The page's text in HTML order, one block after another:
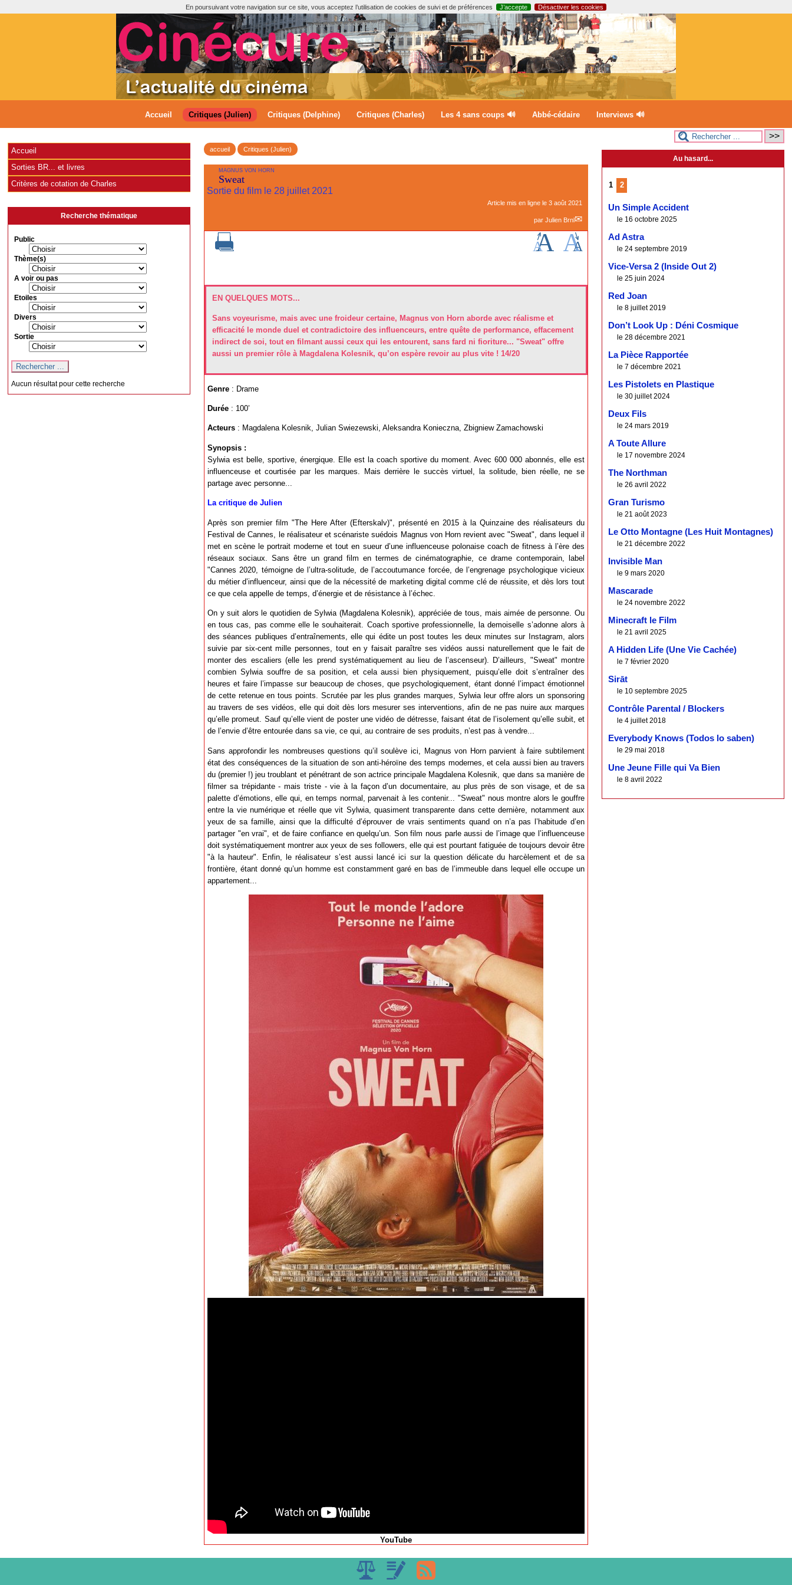
En poursuivant votre navigation sur ce site, vous acceptez l’utilisation de cookies de suivi et de préférences J’accepte Désactiver les cookies
Accueil Critiques (Julien) Critiques (Delphine) Critiques (Charles) Les 4 sans coups 🔊 Abbé-cédaire Interviews 🔊
accueil Critiques (Julien)
MAGNUS VON HORN
Sweat
Sortie du film le 28 juillet 2021
Article mis en ligne le 3 août 2021
par Julien Brnl
EN QUELQUES MOTS...
Sans voyeurisme, mais avec une froideur certaine, Magnus von Horn aborde avec réalisme et
efficacité le monde duel et contradictoire des influenceurs, entre quête de performance, effacement
indirect de soi, tout en filmant aussi ceux qui les entourent, sans fard ni fioriture... "Sweat" offre
aussi un premier rôle à Magdalena Kolesnik, qu’on espère revoir au plus vite ! 14/20
Genre : Drame
Durée : 100’
Acteurs : Magdalena Kolesnik, Julian Swiezewski, Aleksandra Konieczna, Zbigniew Zamachowski
Synopsis :
Sylwia est belle, sportive, énergique. Elle est la coach sportive du moment. Avec 600 000 abonnés, elle est
influenceuse et courtisée par les marques. Mais derrière le succès virtuel, la solitude, bien réelle, ne se
partage avec personne...
La critique de Julien
Après son premier film "The Here After (Efterskalv)", présenté en 2015 à la Quinzaine des réalisateurs du
Festival de Cannes, le réalisateur et scénariste suédois Magnus von Horn revient avec "Sweat", dans lequel il
met en scène le portrait moderne et tout en sueur d’une influenceuse polonaise coach de fitness à l’ère des
réseaux sociaux. Sans être un grand film en termes de cinématographie, ce drame contemporain, label
"Cannes 2020, témoigne de l’ultra-solitude, de l’accoutumance forcée, de l’engrenage psychologique vicieux
du métier d’influenceur, ainsi que de la nécessité de marketing digital comme clé de réussite, et dès lors tout
ce que cela appelle de temps, d’énergie et de résistance à l’échec.
On y suit alors le quotidien de Sylwia (Magdalena Kolesnik), appréciée de tous, mais aimée de personne. Ou
en tous cas, pas comme elle le souhaiterait. Coach sportive professionnelle, la demoiselle s’adonne alors à
des séances publiques d’entraînements, elle qui édite un post toutes les deux minutes sur Instagram, alors
suivie par six-cent mille personnes, tout en y faisait paraître ses vidéos aussi naturellement que le fait de
monter des escaliers (elle les prend systématiquement au lieu de l’ascenseur). D’ailleurs, "Sweat" montre
combien Sylwia souffre de sa position, et cela aussi bien physiquement, puisqu’elle doit s’entraîner des
heures et faire l’impasse sur beaucoup de choses, que psychologiquement, étant donné l’impact émotionnel
de cette retenue en tous points. Scrutée par les plus grandes marques, Sylwia leur offre alors un sponsoring
au travers de ses vidéos, elle qui doit dès lors mesurer ses interventions, afin de ne pas nuire aux marques
qu’elle promeut. Sauf qu’elle vient de poster une vidéo de détresse, faisant état de l’isolement qu’elle subit, et
de l’envie d’être entourée dans sa vie, ce qui, au contraire de ses produits, n’est pas à vendre...
Sans approfondir les nombreuses questions qu’il soulève ici, Magnus von Horn parvient à faire subtilement
état des conséquences de la situation de son anti-héroïne des temps modernes, et cela aussi bien au travers
du (premier !) jeu troublant et pénétrant de son actrice principale Magdalena Kolesnik, que dans sa manière de
filmer sa trépidante - mais triste - vie à la façon d’un documentaire, au plus près de son visage, et de sa
palette d’émotions, elle qui, en temps normal, parvenait à les contenir... "Sweat" nous montre alors le gouffre
entre la vie numérique et réelle que vit Sylwia, quasiment transparente dans cette dernière, notamment aux
yeux de sa famille, ainsi que la difficulté d’éprouver de vrais sentiments quand on n’a pas l’habitude d’en
partager "en vrai", et de faire confiance en quelqu’un. Son film nous parle aussi de l’image que l’influenceuse
doit systématiquement montrer aux yeux de ses followers, elle qui est pourtant fatiguée de toujours devoir être
"à la hauteur". Enfin, le réalisateur s’est aussi lancé ici sur la question délicate du harcèlement et de sa
frontière, étant donné qu’un homme est constamment garé en bas de l’immeuble dans lequel elle occupe un
appartement...
YouTube
Accueil
Sorties BR... et livres
Critères de cotation de Charles
Recherche thématique
Public
Thème(s)
A voir ou pas
Etoiles
Divers
Sortie
Aucun résultat pour cette recherche
Au hasard...
1 2
Un Simple Accident
le 16 octobre 2025
Ad Astra
le 24 septembre 2019
Vice-Versa 2 (Inside Out 2)
le 25 juin 2024
Red Joan
le 8 juillet 2019
Don’t Look Up : Déni Cosmique
le 28 décembre 2021
La Pièce Rapportée
le 7 décembre 2021
Les Pistolets en Plastique
le 30 juillet 2024
Deux Fils
le 24 mars 2019
A Toute Allure
le 17 novembre 2024
The Northman
le 26 avril 2022
Gran Turismo
le 21 août 2023
Le Otto Montagne (Les Huit Montagnes)
le 21 décembre 2022
Invisible Man
le 9 mars 2020
Mascarade
le 24 novembre 2022
Minecraft le Film
le 21 avril 2025
A Hidden Life (Une Vie Cachée)
le 7 février 2020
Sirāt
le 10 septembre 2025
Contrôle Parental / Blockers
le 4 juillet 2018
Everybody Knows (Todos lo saben)
le 29 mai 2018
Une Jeune Fille qui Va Bien
le 8 avril 2022